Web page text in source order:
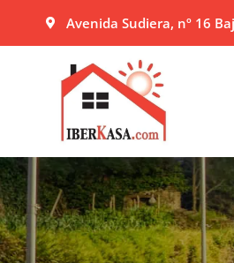
contenido
Avenida Sudiera, nº 16